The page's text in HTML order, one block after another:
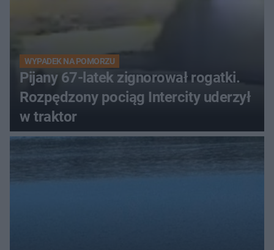
WYPADEK NA POMORZU
Pijany 67-latek zignorował rogatki.
Rozpędzony pociąg Intercity uderzył
w traktor